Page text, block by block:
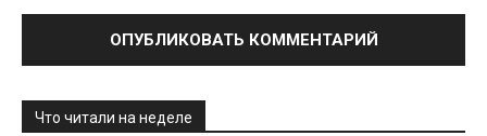
Что читали на неделе